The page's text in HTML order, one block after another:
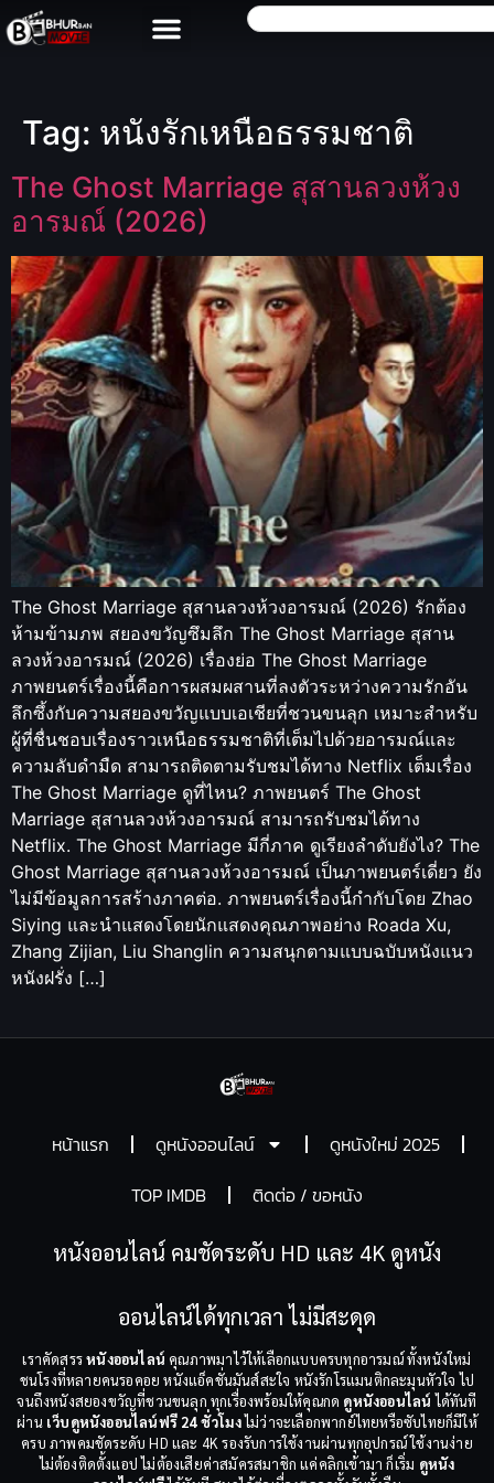
Tag: หนังรักเหนือธรรมชาติ
The Ghost Marriage สุสานลวงห้วง
อารมณ์ (2026)
The Ghost Marriage สุสานลวงห้วงอารมณ์ (2026) รักต้อง
ห้ามข้ามภพ สยองขวัญซึมลึก The Ghost Marriage สุสาน
ลวงห้วงอารมณ์ (2026) เรื่องย่อ The Ghost Marriage
ภาพยนตร์เรื่องนี้คือการผสมผสานที่ลงตัวระหว่างความรักอัน
ลึกซึ้งกับความสยองขวัญแบบเอเชียที่ชวนขนลุก เหมาะสำหรับ
ผู้ที่ชื่นชอบเรื่องราวเหนือธรรมชาติที่เต็มไปด้วยอารมณ์และ
ความลับดำมืด สามารถติดตามรับชมได้ทาง Netflix เต็มเรื่อง
The Ghost Marriage ดูที่ไหน? ภาพยนตร์ The Ghost
Marriage สุสานลวงห้วงอารมณ์ สามารถรับชมได้ทาง
Netflix. The Ghost Marriage มีกี่ภาค ดูเรียงลำดับยังไง? The
Ghost Marriage สุสานลวงห้วงอารมณ์ เป็นภาพยนตร์เดี่ยว ยัง
ไม่มีข้อมูลการสร้างภาคต่อ. ภาพยนตร์เรื่องนี้กำกับโดย Zhao
Siying และนำแสดงโดยนักแสดงคุณภาพอย่าง Roada Xu,
Zhang Zijian, Liu Shanglin ความสนุกตามแบบฉบับหนังแนว
หนังฝรั่ง […]
หน้าแรก ดูหนังออนไลน์
ดูหนังใหม่ 2025
TOP IMDB
ติดต่อ / ขอหนัง
หนังออนไลน์ คมชัดระดับ HD และ 4K ดูหนัง
ออนไลน์ได้ทุกเวลา ไม่มีสะดุด
เราคัดสรรหนังออนไลน์ คุณภาพมาไว้ให้เลือกแบบครบทุกอารมณ์ ทั้งหนังใหม่
ชนโรงที่หลายคนรอคอย หนังแอ็คชั่นมันส์สะใจ หนังรักโรแมนติกละมุนหัวใจ ไป
จนถึงหนังสยองขวัญที่ชวนขนลุก ทุกเรื่องพร้อมให้คุณกด ดูหนังออนไลน์ ได้ทันที
ผ่าน เว็บดูหนังออนไลน์ฟรี 24 ชั่วโมงไม่ว่าจะเลือกพากย์ไทยหรือซับไทยก็มีให้
ครบ ภาพคมชัดระดับ HD และ 4K รองรับการใช้งานผ่านทุกอุปกรณ์ ใช้งานง่าย
ไม่ต้องติดตั้งแอป ไม่ต้องเสียค่าสมัครสมาชิก แค่คลิกเข้ามา ก็เริ่ม ดูหนัง